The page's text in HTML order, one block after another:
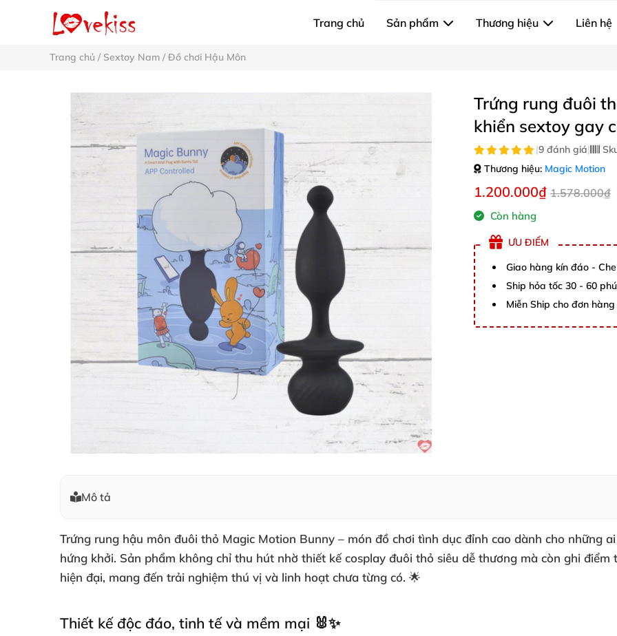
Trang chủ Sản phẩm Thương hiệu Liên hệ
Trang chủ / Sextoy Nam / Đồ chơi Hậu Môn
Trứng rung đuôi
khiển sextoy gay
|9 đánh giá|
Thương hiệu: Magic Motion
1.200.000₫ 1.578.000₫
Còn hàng
ƯU ĐIỂM
Giao hàng kín đáo -
Ship hỏa tốc 30 - 60
Miễn Ship cho đơn
Mô tả
Trứng rung hậu môn đuôi thỏ Magic Motion Bunny – món đồ chơi tình dục đỉnh cao dành cho những
hứng khởi. Sản phẩm không chỉ thu hút nhờ thiết kế cosplay đuôi thỏ siêu dễ thương mà còn ghi
hiện đại, mang đến trải nghiệm thú vị và linh hoạt chưa từng có. 🌟
Thiết kế độc đáo, tinh tế và mềm mại 🐰✨